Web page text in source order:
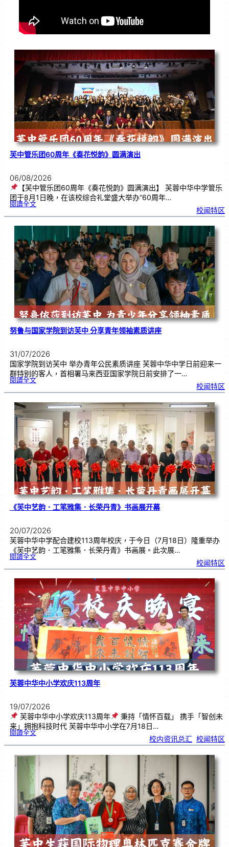
芙中管乐团60周年《奏花悦韵》圆满演出
06/08/2026
【芙中管乐团60周年《奏花悦韵》圆满演出】 芙蓉中华中学管乐
团于8月1日晚，在该校综合礼堂盛大举办“60周年…
閱讀全文:芙
乐
6
0
《
奏
花
悦
韵
》
圆
满
演
出
校闻特区
努鲁与国家学院到访芙中 分享青年领袖素质讲座
31/07/2026
国家学院到访芙中 举办青年公民素质讲座 芙蓉中华中学日前迎来一
群特别的客人，首相署马来西亚国家学院日前安排了一…
閱讀全文:努
与
国
学
院
到
访
中
分
享
青
年
领
袖
素
质
讲
座
校闻特区
《芙中艺韵．工笔雅集．长荣丹青》书画展开幕
20/07/2026
芙蓉中华中学配合建校113周年校庆，于今日（7月18日）隆重举办
《芙中艺韵．工笔雅集．长荣丹青》书画展。此次展…
閱讀全文:《
艺
．
工
笔
雅
．
长
荣
丹
青
》
书
画
展
开
幕
校闻特区
芙蓉中华中小学欢庆113周年
19/07/2026
芙蓉中华中小学欢庆113周年
秉持「情怀百载」 携手「智创未
来」拥抱科技时代 芙蓉中华中小学在7月18日…
閱讀全文:芙
中
华
小
学
欢庆
周
年
校内资讯总汇 校闻特区